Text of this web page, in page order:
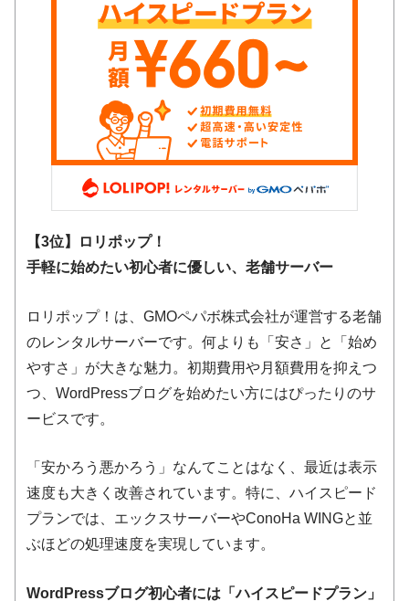
【3位】ロリポップ！
手軽に始めたい初心者に優しい、老舗サーバー
ロリポップ！は、GMOペパボ株式会社が運営する老舗
のレンタルサーバーです。何よりも「安さ」と「始め
やすさ」が大きな魅力。初期費用や月額費用を抑えつ
つ、WordPressブログを始めたい方にはぴったりのサ
ービスです。
「安かろう悪かろう」なんてことはなく、最近は表示
速度も大きく改善されています。特に、ハイスピード
プランでは、エックスサーバーやConoHa WINGと並
ぶほどの処理速度を実現しています。
WordPressブログ初心者には「ハイスピードプラン」